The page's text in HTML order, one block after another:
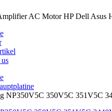
AC Motor HP Dell Asus
NP350V5C 350V5C 351V5C